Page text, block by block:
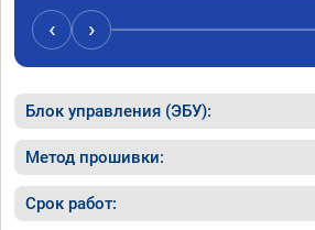
случае поломки авто.Однозначно
рекомендую Алексея как грамотного
специалиста!
‹ ›
Блок управления (ЭБУ):
Метод прошивки:
Срок работ: